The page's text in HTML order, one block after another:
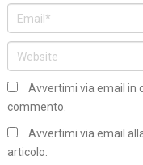
Avvertimi via email in
commento.
Avvertimi via email
articolo.